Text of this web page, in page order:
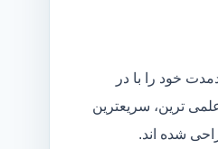
خود را با در
ترین، سریعترین
شده اند.